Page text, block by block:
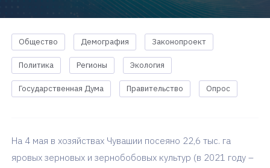
Общество Демография Законопроект
Политика Регионы Экология
Государственная Дума Правительство Опрос
На 4 мая в хозяйствах Чувашии посеяно 22,6 тыс. га
яровых зерновых и зернобобовых культур (в 2021 году –